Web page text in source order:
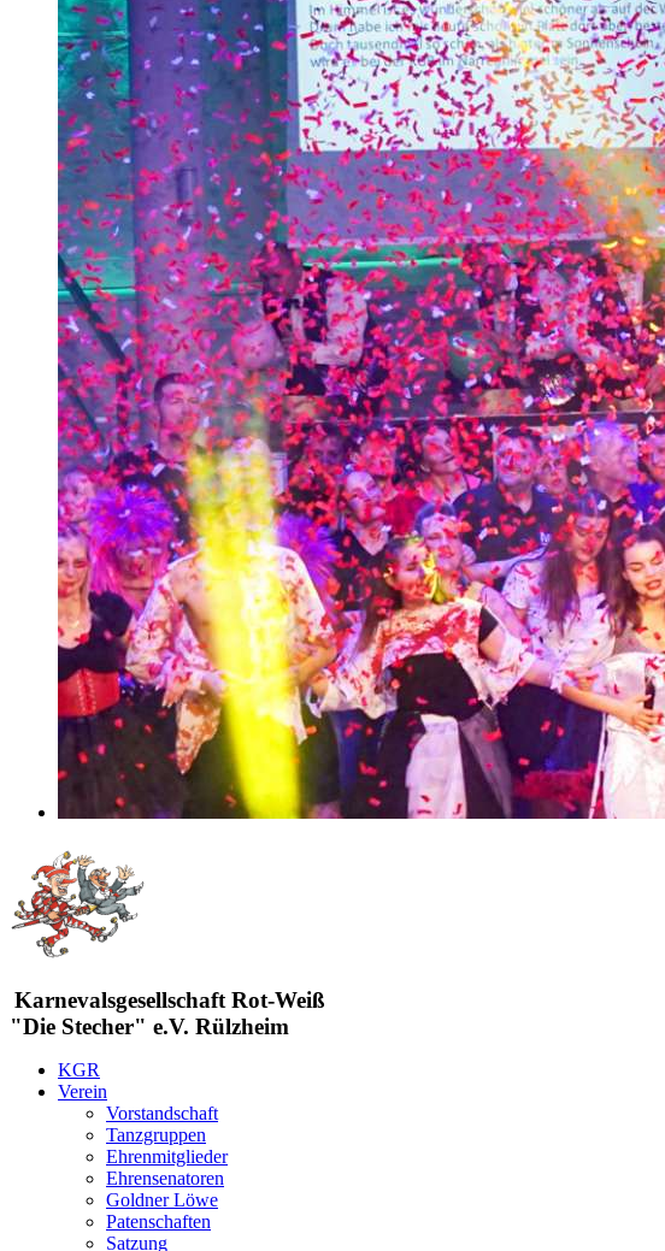
Karnevalsgesellschaft Rot-Weiß
"Die Stecher" e.V. Rülzheim
KGR
Verein
Vorstandschaft
Tanzgruppen
Ehrenmitglieder
Ehrensenatoren
Goldner Löwe
Patenschaften
Satzung